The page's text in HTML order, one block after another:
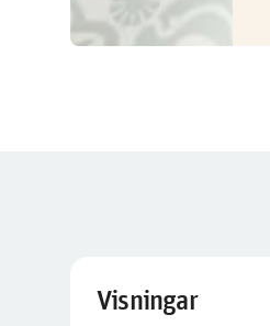
Visningar